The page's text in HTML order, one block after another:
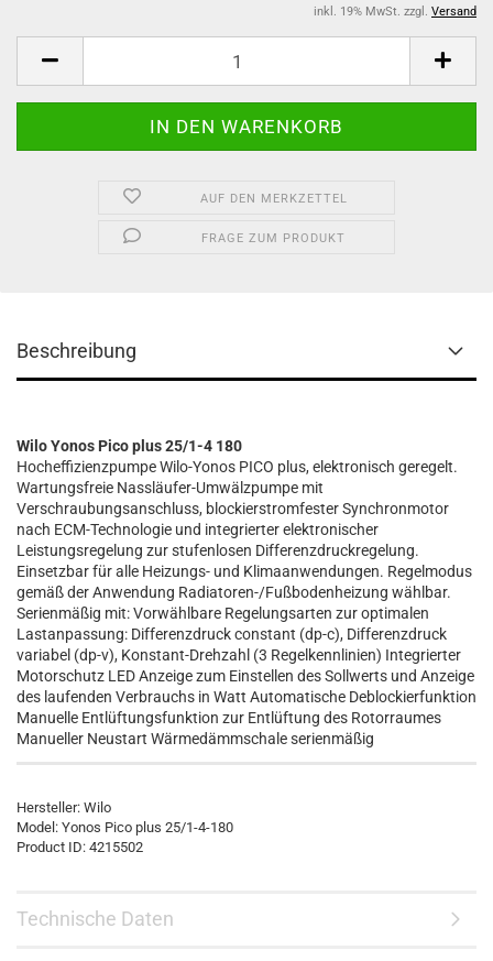
inkl. 19% MwSt. zzgl. Versand
AUF DEN MERKZETTEL
FRAGE ZUM PRODUKT
Beschreibung
Wilo Yonos Pico plus 25/1-4 180
Hocheffizienzpumpe Wilo-Yonos PICO plus, elektronisch geregelt.
Wartungsfreie Nassläufer-Umwälzpumpe mit
Verschraubungsanschluss, blockierstromfester Synchronmotor
nach ECM-Technologie und integrierter elektronischer
Leistungsregelung zur stufenlosen Differenzdruckregelung.
Einsetzbar für alle Heizungs- und Klimaanwendungen. Regelmodus
gemäß der Anwendung Radiatoren-/Fußbodenheizung wählbar.
Serienmäßig mit: Vorwählbare Regelungsarten zur optimalen
Lastanpassung: Differenzdruck constant (dp-c), Differenzdruck
variabel (dp-v), Konstant-Drehzahl (3 Regelkennlinien) Integrierter
Motorschutz LED Anzeige zum Einstellen des Sollwerts und Anzeige
des laufenden Verbrauchs in Watt Automatische Deblockierfunktion
Manuelle Entlüftungsfunktion zur Entlüftung des Rotorraumes
Manueller Neustart Wärmedämmschale serienmäßig
Hersteller: Wilo
Model: Yonos Pico plus 25/1-4-180
Product ID: 4215502
Technische Daten